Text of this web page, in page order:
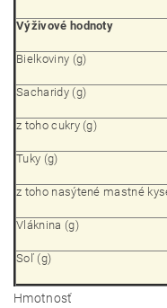
Výživové hodnoty
Bielkoviny (g)
Sacharidy (g)
z toho cukry (g)
Tuky (g)
z toho nasýtené mastné
Vláknina (g)
Soľ (g)
Hmotnosť